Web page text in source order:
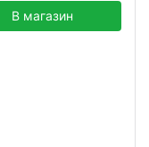
В магазин